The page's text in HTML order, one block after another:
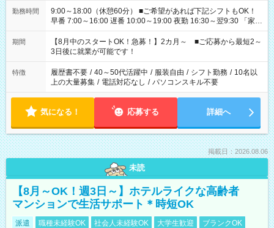
勤務時間
9:00～18:00（休憩60分） ■ご希望があれば下記シフトもOK！
早番 7:00～16:00 遅番 10:00～19:00 夜勤 16:30～翌9:30 「家族
と休みを合わせたい」 「余裕を持って夕飯の準備がしたい」
「できれば残業はしたくない」 など、ご希望を教えてください
ね。 ※Wワーク希望の方へ 今ご覧のお仕事で希望する勤務時間
と、もう1つのお仕事の勤務時間。 合計で週40時間を超える場
合は応募できません。
期間
【8月中のスタートOK！急募！】2カ月～ ■ご応募から最短2～
3日後に就業が可能です！
特徴 履歴書不要 / 40～50代活躍中 / 服装自由 / シフト勤務 / 10名以
上の大量募集 / 電話対応なし / パソコンスキル不要
気になる！ 応募する 詳細へ
掲載日：2026.08.06
未読
【8月～OK！週3日～】ホテルライクな高齢者
マンションで生活サポート＊時短OK
派遣 職種未経験OK 社会人未経験OK 大学生歓迎
ブランクOK